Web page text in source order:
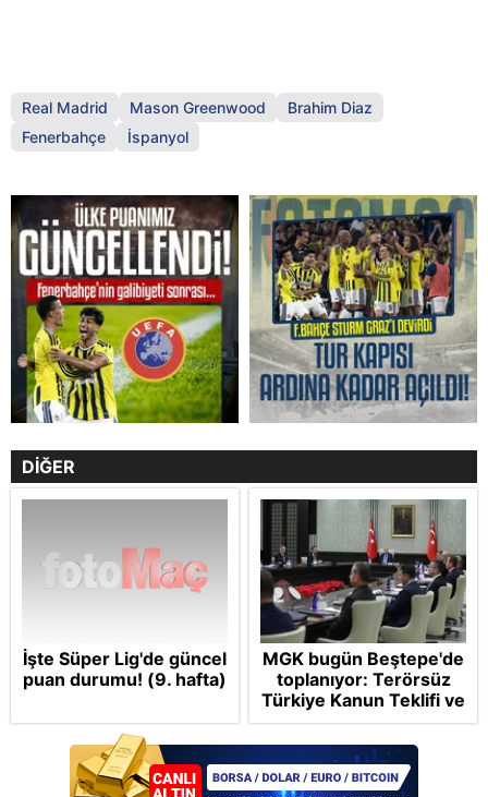
Real Madrid Mason Greenwood
Brahim Diaz
Fenerbahçe
İspanyol
DİĞER
İşte Süper Lig'de güncel
puan durumu! (9. hafta)
MGK bugün Beştepe'de
toplanıyor: Terörsüz
Türkiye Kanun Teklifi ve
bölgesel güvenlik
başlıkları masada